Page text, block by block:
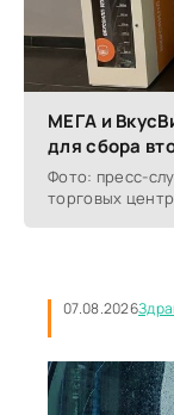
МЕГА и
для сбора
Фото: пресс-
торговых
07.08.2026